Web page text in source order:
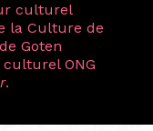
culturel
la Culture de
Goten
ONG
.